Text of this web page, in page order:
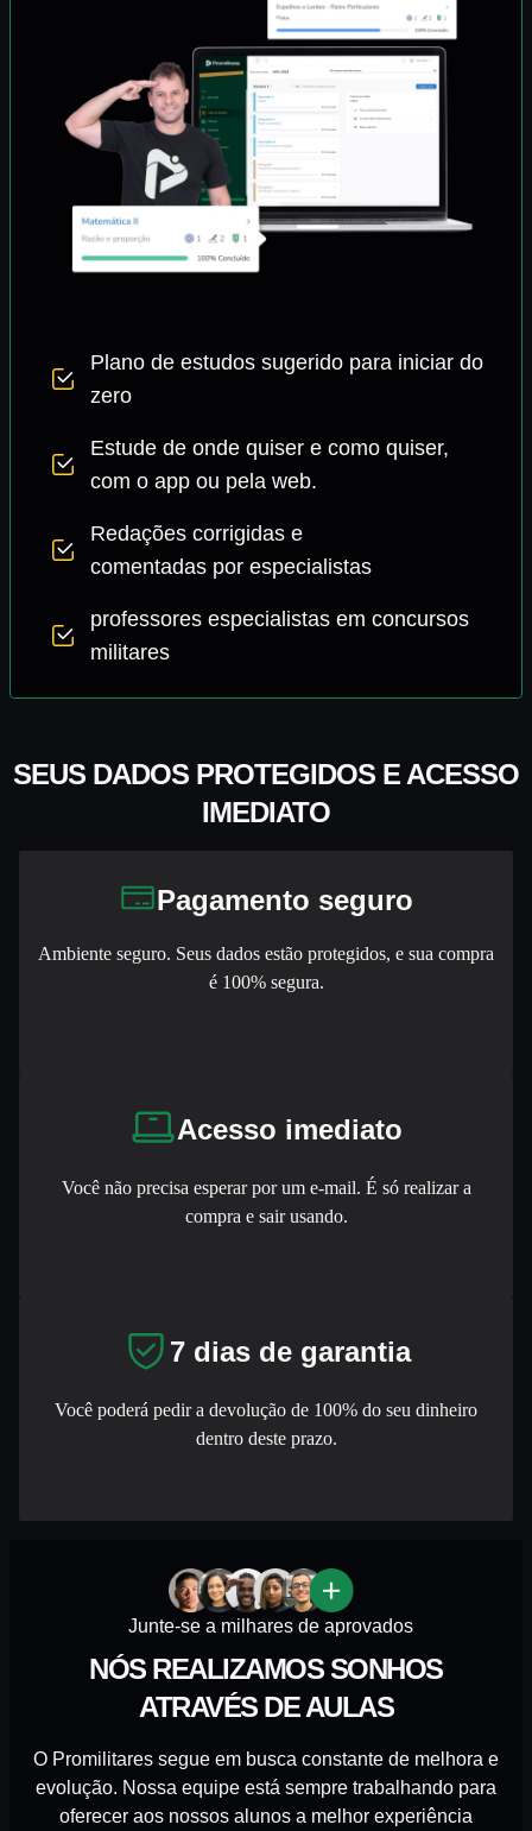
Plano de estudos sugerido para iniciar do
zero
Estude de onde quiser e como quiser,
com o app ou pela web.
Redações corrigidas e
comentadas por especialistas
professores especialistas em concursos
militares
SEUS DADOS PROTEGIDOS E ACESSO
IMEDIATO
Pagamento seguro
Ambiente seguro. Seus dados estão protegidos, e sua compra
é 100% segura.
Acesso imediato
Você não precisa esperar por um e-mail. É só realizar a
compra e sair usando.
7 dias de garantia
Você poderá pedir a devolução de 100% do seu dinheiro
dentro deste prazo.
Junte-se a milhares de aprovados
NÓS REALIZAMOS SONHOS
ATRAVÉS DE AULAS
O Promilitares segue em busca constante de melhora e
evolução. Nossa equipe está sempre trabalhando para
oferecer aos nossos alunos a melhor experiência